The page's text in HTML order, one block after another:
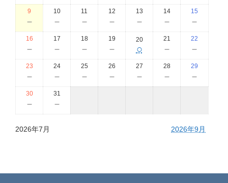
9
－
10
－
11
－
12
－
13
－
14
－
15
－
16
－
17
－
18
－
19
－
20
○
21
－
22
－
23
－
24
－
25
－
26
－
27
－
28
－
29
－
30
－
31
－
2026年7月 2026年9月